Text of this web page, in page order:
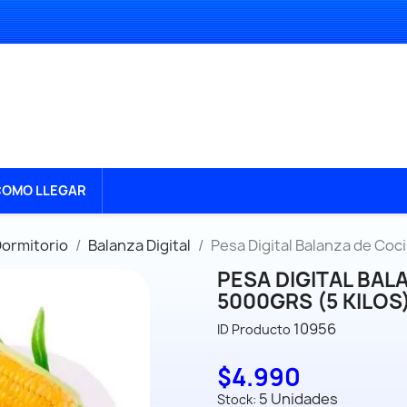
LLEGAR
Balanza Digital Pesa Digital Balanza de
PESA DIGITAL
5000GRS (5
ID Producto 10956
$4.990
Stock: 5 Unidades